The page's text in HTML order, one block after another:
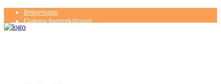
Impressum
Datenschutzerklärung
Kontakt